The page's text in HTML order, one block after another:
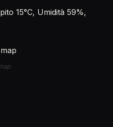
15°C, Umidità 59%,